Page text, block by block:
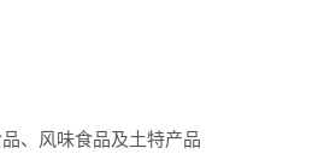
、风味食品及土特产品